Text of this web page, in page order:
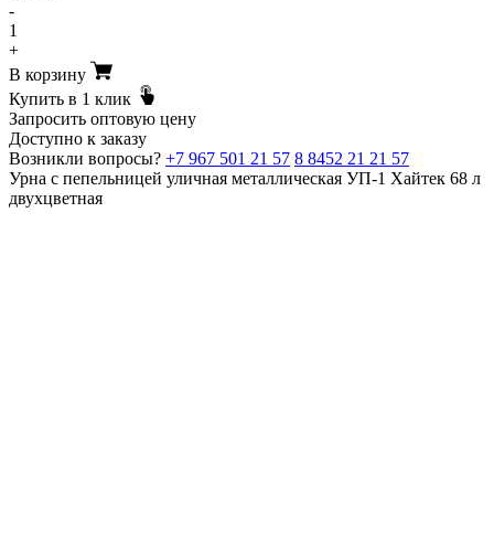
-
1
+
В корзину
Купить в 1 клик
Запросить оптовую цену
Доступно к заказу
Возникли вопросы? +7 967 501 21 57 8 8452 21 21 57
Урна с пепельницей уличная металлическая УП-1 Хайтек 68 л
двухцветная